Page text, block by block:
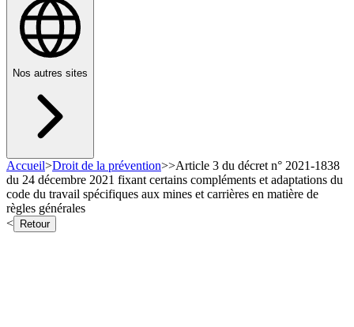
Nos autres sites
Accueil>Droit de la prévention>>Article 3 du décret n° 2021-1838
du 24 décembre 2021 fixant certains compléments et adaptations du
code du travail spécifiques aux mines et carrières en matière de
règles générales
<
Retour